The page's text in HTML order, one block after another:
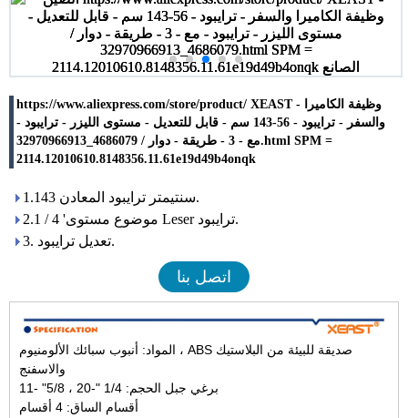
https://www.aliexpress.com/store/product/ XEAST - وظيفة الكاميرا
والسفر - ترايبود - 56-143 سم - قابل للتعديل - مستوى الليزر - ترايبود -
مع - 3 - طريقة - دوار / 4686079_32970966913.html SPM =
2114.12010610.8148356.11.61e19d49b4onqk
1.143 سنتيمتر ترايبود المعادن.
2.1 / 4 'موضوع مستوى Leser ترايبود.
3. تعديل ترايبود.
اتصل بنا
المواد: أنبوب سبائك الألومنيوم ، ABS صديقة للبيئة من البلاستيك
والاسفنج
برغي جبل الحجم: 1/4 "-20 ، 5/8" -11
أقسام الساق: 4 أقسام